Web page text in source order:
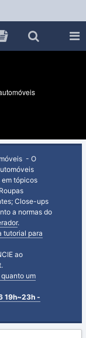
- O
tópicos
Close-ups
a normas do
.
tutorial para
ao
um
19h~23h -